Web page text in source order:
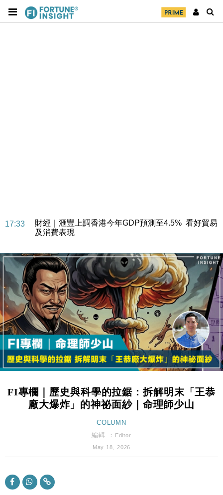
17:33
財經｜滙豐上調香港今年GDP預測至4.5% 看好貿易
及消費表現
損失近6900萬元
16:05
財經｜日經失守6.5萬點後回穩 全周仍升近2%
15:47
財經｜恒隆10月換帥 玩具「反」斗城亞洲CEO蔡德
粦接任
15:11
財經｜韓股反覆波動收跌 連挫7周創逾3年最長跌勢
13:44
財經｜內地7月美元計價出口增近24%勝預期 貿易順
差達1125億美元
12:44
財經｜日本春季三度入市撐日圓 4月單日斥6.28萬億
11:12
國際｜特朗普料美伊戰事快結束 承認部分彈藥庫存緊
張
財經｜SA售股自救後再出手 斥4億美元押注未上市公
財經｜華僑銀行上半年淨利創新高 中期息增15%至
47仙
17:33
及消費表現
FI專欄｜歷史與科學的拉鋸：拆解明末「王恭
廠大爆炸」的神祕面紗｜命理師少山
COLUMN
編輯 ：
Editor
May 18, 2026